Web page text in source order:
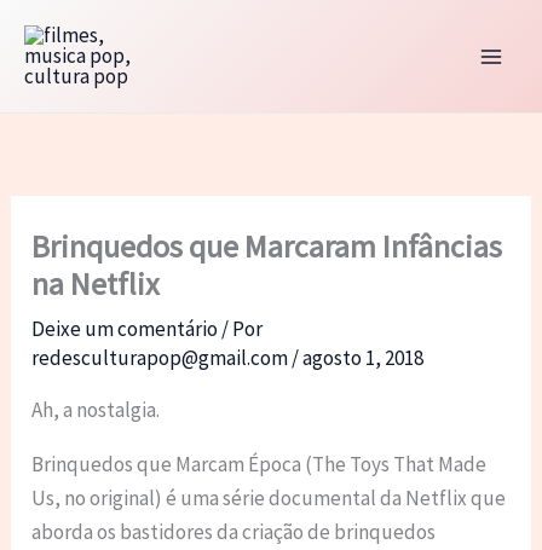
para
Brinquedos que Marcaram Infâncias
na Netflix
Deixe um comentário/ Por
redesculturapop@gmail.com/agosto 1, 2018
Ah, a nostalgia.
Brinquedos que Marcam Época (The Toys That Made
Us, no original) é uma série documental da Netflix que
aborda os bastidores da criação de brinquedos